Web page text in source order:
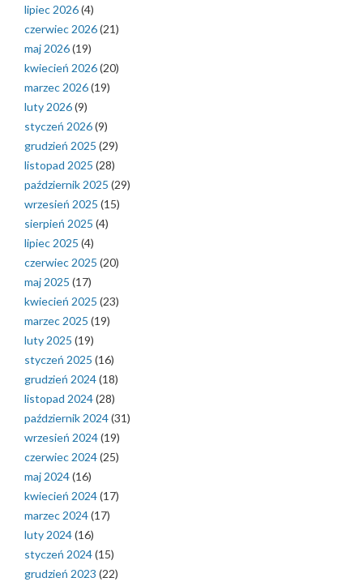
lipiec 2026(4)
czerwiec 2026(21)
maj 2026(19)
kwiecień 2026(20)
marzec 2026(19)
luty 2026(9)
styczeń 2026(9)
grudzień 2025 (29)
listopad 2025 (28)
październik 2025 (29)
wrzesień 2025 (15)
sierpień 2025 (4)
lipiec 2025 (4)
czerwiec 2025 (20)
maj 2025 (17)
kwiecień 2025 (23)
marzec 2025 (19)
luty 2025 (19)
styczeń 2025 (16)
grudzień 2024(18)
listopad 2024(28)
październik 2024(31)
wrzesień 2024(19)
czerwiec 2024(25)
maj 2024(16)
kwiecień 2024(17)
marzec 2024(17)
luty 2024(16)
styczeń 2024(15)
grudzień 2023 (22)